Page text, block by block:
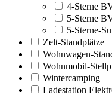
4-Sterne
5-Sterne
5-Sterne-
Zelt-Standplätze
Wohnwagen-
Wohnmobil-
Wintercamping
Ladestation